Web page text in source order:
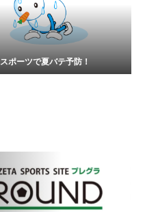
スポーツで夏バテ予防！